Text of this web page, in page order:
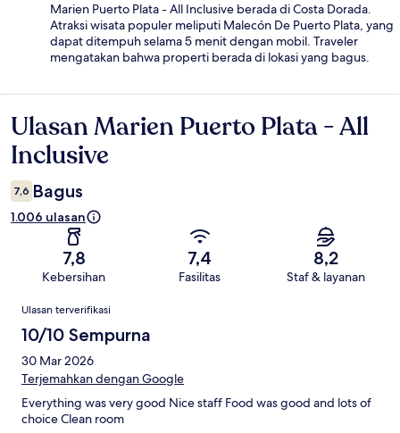
Marien Puerto Plata - All Inclusive berada di Costa Dorada.
Atraksi wisata populer meliputi Malecón De Puerto Plata, yang
dapat ditempuh selama 5 menit dengan mobil. Traveler
mengatakan bahwa properti berada di lokasi yang bagus.
Ulasan
Ulasan Marien Puerto Plata - All
Inclusive
7,6 Bagus
1.006 ulasan
7,8
Kebersihan
7,4
Fasilitas
8,2
Staf & layanan
Ulasan
Ulasan terverifikasi
10/10 Sempurna
30 Mar 2026
Terjemahkan dengan Google
Everything was very good Nice staff Food was good and lots of
choice Clean room